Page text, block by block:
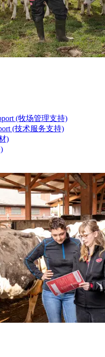
(牧场管理支持)
(技术服务支持)
)